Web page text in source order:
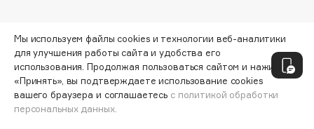
Dr.Jart+
DSD de Luxe
Dyson
ДОБАВИТЬ В КОРЗИНУ
Мы используем файлы cookies и технологии веб-аналитики
для улучшения работы сайта и удобства его
использования. Продолжая пользоваться сайтом и нажимая
«Принять», вы подтверждаете использование cookies
вашего браузера и соглашаетесь с политикой обработки
персональных данных.